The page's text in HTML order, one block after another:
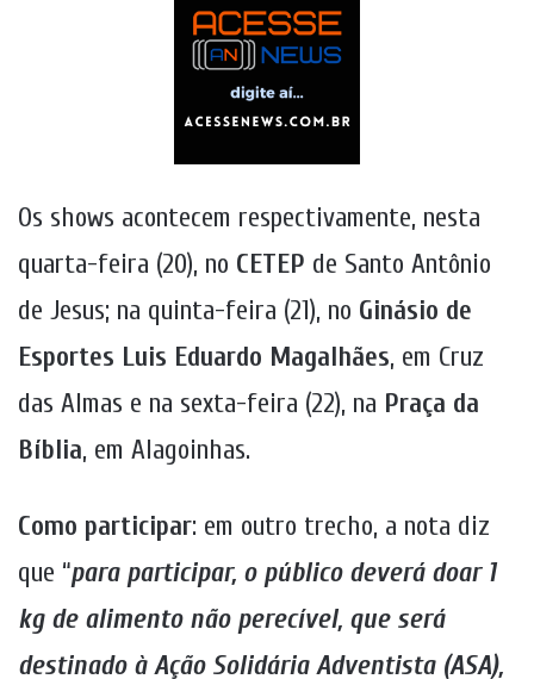
Os shows acontecem respectivamente, nesta
quarta-feira (20), no CETEP de Santo Antônio
de Jesus; na quinta-feira (21), no Ginásio de
Esportes Luis Eduardo Magalhães, em Cruz
das Almas e na sexta-feira (22), na Praça da
Bíblia, em Alagoinhas.
Como participar: em outro trecho, a nota diz
que “para participar, o público deverá doar 1
kg de alimento não perecível, que será
destinado à Ação Solidária Adventista (ASA),